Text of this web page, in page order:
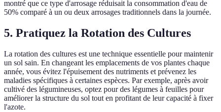
montré que ce type d'arrosage réduisait la consommation d'eau de
50% comparé à un ou deux arrosages traditionnels dans la journée.
5. Pratiquez la Rotation des Cultures
La rotation des cultures est une technique essentielle pour maintenir
un sol sain. En changeant les emplacements de vos plantes chaque
année, vous évitez l'épuisement des nutriments et prévenez les
maladies spécifiques à certaines espèces. Par exemple, après avoir
cultivé des légumineuses, optez pour des légumes à feuilles pour
améliorer la structure du sol tout en profitant de leur capacité à fixer
l'azote.